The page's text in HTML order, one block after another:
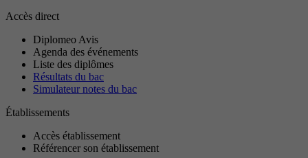
Accès direct
Diplomeo Avis
Agenda des événements
Liste des diplômes
Résultats du bac
Simulateur notes du bac
Établissements
Accès établissement
Référencer son établissement